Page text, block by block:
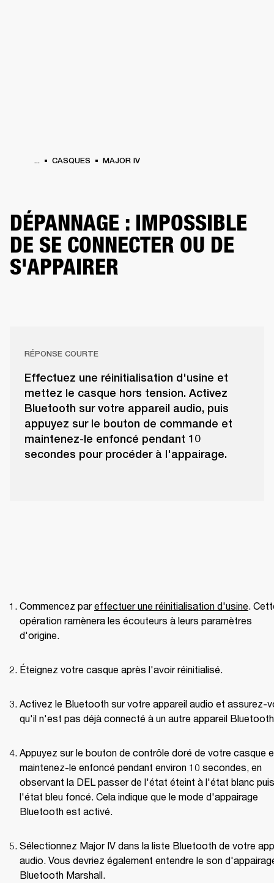
... CASQUES MAJOR IV
DÉPANNAGE : IMPOSSIBLE
DE SE CONNECTER OU DE
S'APPAIRER
RÉPONSE COURTE
Effectuez une réinitialisation d'usine et
mettez le casque hors tension. Activez
Bluetooth sur votre appareil audio, puis
appuyez sur le bouton de commande et
maintenez-le enfoncé pendant 10
secondes pour procéder à l'appairage.
Commencez par effectuer une réinitialisation d'usine.
opération ramènera les écouteurs à leurs paramètres
d'origine.
Éteignez votre casque après l'avoir réinitialisé.
Activez le Bluetooth sur votre appareil audio et assurez-
qu'il n'est pas déjà connecté à un autre appareil
Appuyez sur le bouton de contrôle doré de votre casque
maintenez-le enfoncé pendant environ 10 secondes, en
observant la DEL passer de l'état éteint à l'état blanc
l'état bleu foncé. Cela indique que le mode d'appairage
Bluetooth est activé.
Sélectionnez Major IV dans la liste Bluetooth de votre
audio. Vous devriez également entendre le son
Bluetooth Marshall.